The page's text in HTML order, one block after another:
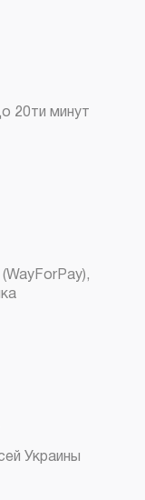
20ти минут
Украины